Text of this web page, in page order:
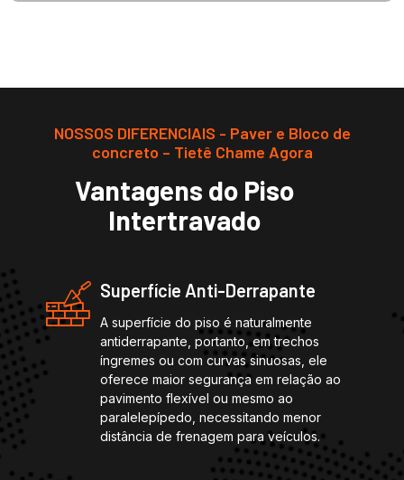
NOSSOS DIFERENCIAIS - Paver e Bloco de
concreto – Tietê Chame Agora
Vantagens do Piso
Intertravado
Superfície Anti-Derrapante
A superfície do piso é naturalmente
antiderrapante, portanto, em trechos
íngremes ou com curvas sinuosas, ele
oferece maior segurança em relação ao
pavimento flexível ou mesmo ao
paralelepípedo, necessitando menor
distância de frenagem para veículos.